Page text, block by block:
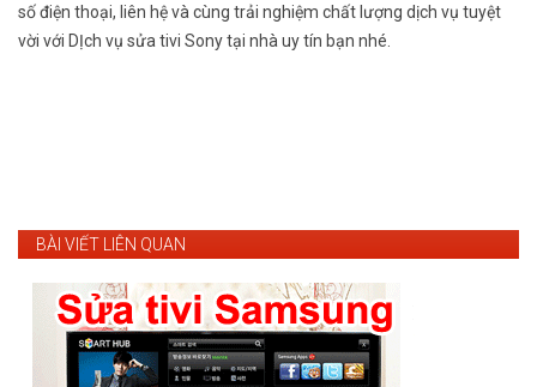
số điện thoại, liên hệ và cùng trải nghiệm chất lượng dịch vụ tuyệt
vời với DỊch vụ sửa tivi Sony tại nhà uy tín bạn nhé.
BÀI VIẾT LIÊN QUAN